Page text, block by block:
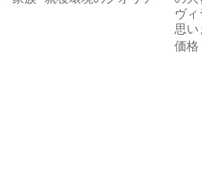
つ星の平均評価
素晴らしい中央の中庭が
ヴィ
思い
わず
価格